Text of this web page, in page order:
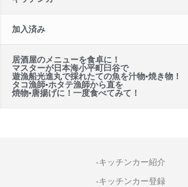
加入済み
居酒屋のメニューを食卓に！
マスターが日本海小平町臼谷で
遊漁船光進丸で採れたての魚を汁物▪焼き物！
タコ漁師▪ホタテ漁師から直を
焼物▪唐揚げに！一度食べてみて！
-キッチンカー紹介
-キッチンカー登録